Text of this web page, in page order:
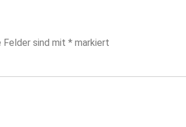
Felder sind mit * markiert